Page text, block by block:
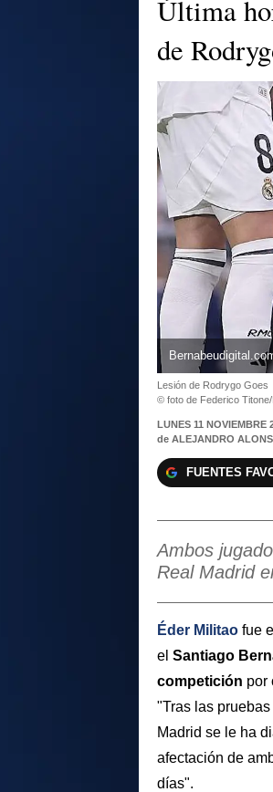
Última
de
Lesión de Rodrygo Goes
© foto de Federico
LUNES 11 NOVIEMBRE
de ALEJANDRO
FUENTES
Ambos
Real Madrid
Éder Militao fue
el Santiago
competición por
"Tras las
Madrid se le ha
afectación de
días".